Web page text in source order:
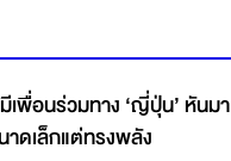
เพื่อนร่วมทาง ‘ญี่ปุ่น’ หันมา
ดเล็กแต่ทรงพลัง